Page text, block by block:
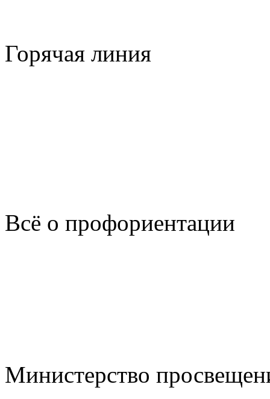
Горячая линия
Всё о профориентации
Министерство